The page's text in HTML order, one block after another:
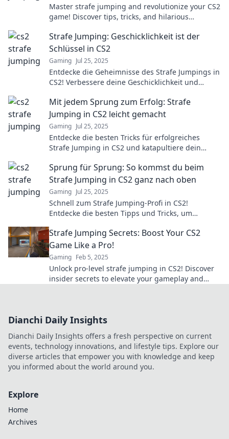
Master strafe jumping and revolutionize your CS2
game! Discover tips, tricks, and hilarious
Strafe Jumping: Geschicklichkeit ist der
Schlüssel in CS2
Gaming Jul 25, 2025
Entdecke die Geheimnisse des Strafe Jumpings in
CS2! Verbessere deine Geschicklichkeit und
Mit jedem Sprung zum Erfolg: Strafe
Jumping in CS2 leicht gemacht
Gaming Jul 25, 2025
Entdecke die besten Tricks für erfolgreiches
Strafe Jumping in CS2 und katapultiere dein
Sprung für Sprung: So kommst du beim
Strafe Jumping in CS2 ganz nach oben
Gaming Jul 25, 2025
Schnell zum Strafe Jumping-Profi in CS2!
Entdecke die besten Tipps und Tricks, um
zu zeigen.
Strafe Jumping Secrets: Boost Your CS2
Game Like a Pro!
Gaming Feb 5, 2025
Unlock pro-level strafe jumping in CS2! Discover
insider secrets to elevate your gameplay and
Dianchi Daily Insights
Dianchi Daily Insights offers a fresh perspective on current
events, technology innovations, and lifestyle tips. Explore our
diverse articles that empower you with knowledge and keep
you informed about the world around you.
Explore
Home
Archives